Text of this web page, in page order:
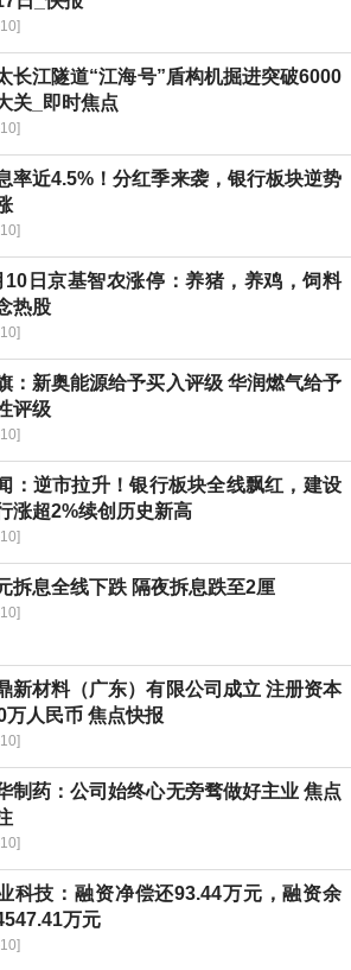
长江隧道“江海号”盾构机掘进突破6000
关_即时焦点
率近4.5%！分红季来袭，银行板块逆势
10日京基智农涨停：养猪，养鸡，饲料
热股
：新奥能源给予买入评级 华润燃气给予
评级
：逆市拉升！银行板块全线飘红，建设
涨超2%续创历史新高
拆息全线下跌 隔夜拆息跌至2厘
新材料（广东）有限公司成立 注册资本
万人民币 焦点快报
制药：公司始终心无旁骛做好主业 焦点
科技：融资净偿还93.44万元，融资余
万元